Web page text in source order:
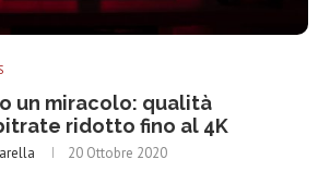
un miracolo: qualità
ridotto fino al 4K
20 Ottobre 2020